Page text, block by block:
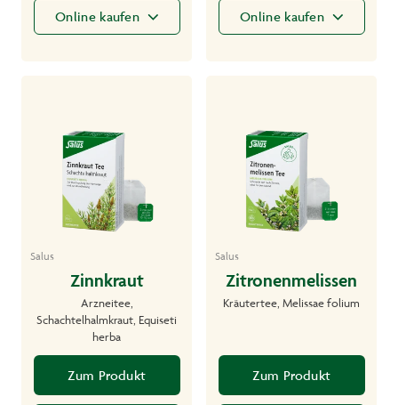
Online kaufen Online kaufen
Salus
Zinnkraut
Arzneitee,
Schachtelhalmkraut, Equiseti
herba
Zum Produkt
Salus
Zitronenmelissen
Kräutertee, Melissae folium
Zum Produkt